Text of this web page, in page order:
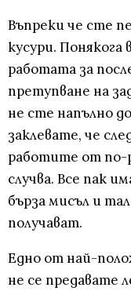
Въпреки че сте
кусури. Понякога
работата за
претупване на
не сте напълно
заклевате, че
работите от по-
случва. Все пак
бърза мисъл и
получават.
Едно от най-
не се предавате